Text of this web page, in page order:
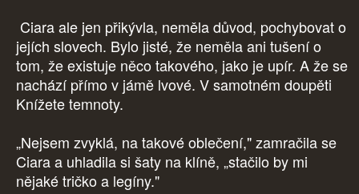
Ciara ale jen přikývla, neměla důvod, pochybovat o
jejích slovech. Bylo jisté, že neměla ani tušení o
tom, že existuje něco takového, jako je upír. A že se
nachází přímo v jámě lvové. V samotném doupěti
Knížete temnoty.
„Nejsem zvyklá, na takové oblečení," zamračila se
Ciara a uhladila si šaty na klíně, „stačilo by mi
nějaké tričko a legíny."